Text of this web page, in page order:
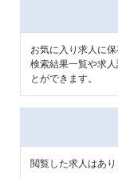
お気に入り求人に
検索結果一覧や求
とができます。
閲覧した求人はあり